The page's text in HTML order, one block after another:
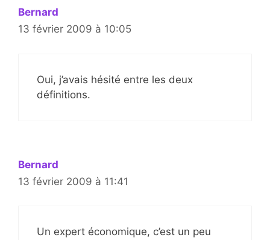
Bernard
13 février 2009 à 10:05
Oui, j’avais hésité entre les deux
définitions.
Bernard
13 février 2009 à 11:41
Un expert économique, c’est un peu